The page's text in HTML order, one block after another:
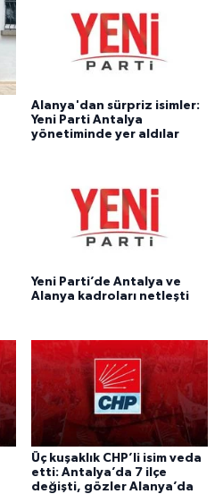
Alanya'dan sürpriz isimler:
Yeni Parti Antalya
yönetiminde yer aldılar
Yeni Parti’de Antalya ve
Alanya kadroları netleşti
Üç kuşaklık CHP’li isim veda
etti: Antalya’da 7 ilçe
değişti, gözler Alanya’da